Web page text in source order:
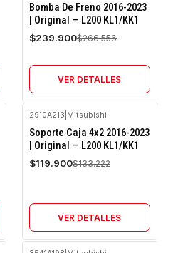
-10%
OFF
Bomba De Freno 2016-2023
| Original — L200 KL1/KK1
$239.900$266.556
VER DETALLES
-10%
OFF
2910A213 Mitsubishi
Soporte Caja 4x2 2016-2023
| Original — L200 KL1/KK1
$119.900$133.222
VER DETALLES